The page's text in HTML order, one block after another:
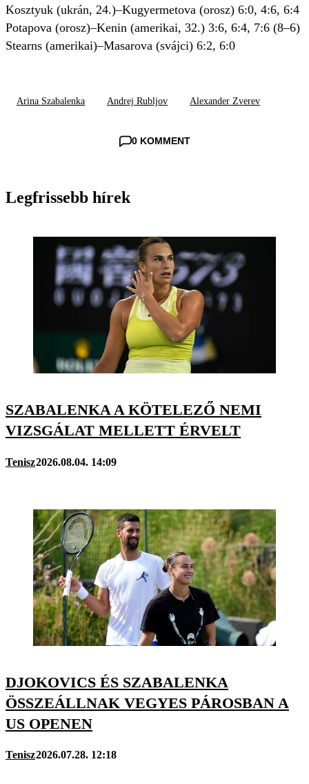
Kosztyuk (ukrán, 24.)–Kugyermetova (orosz) 6:0, 4:6, 6:4
Potapova (orosz)–Kenin (amerikai, 32.) 3:6, 6:4, 7:6 (8–6)
Stearns (amerikai)–Masarova (svájci) 6:2, 6:0
Arina Szabalenka Andrej Rubljov Alexander Zverev
0 KOMMENT
Legfrissebb hírek
SZABALENKA A KÖTELEZŐ NEMI
VIZSGÁLAT MELLETT ÉRVELT
Tenisz2026.08.04. 14:09
DJOKOVICS ÉS SZABALENKA
ÖSSZEÁLLNAK VEGYES PÁROSBAN A
US OPENEN
Tenisz2026.07.28. 12:18